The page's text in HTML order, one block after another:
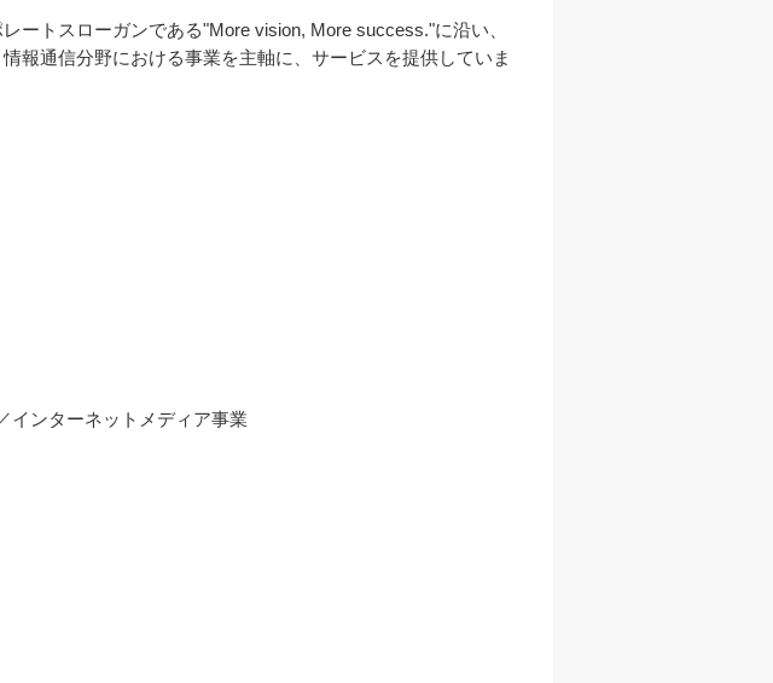
ートスローガンである"More vision, More success."に沿い、
報通信分野における事業を主軸に、サービスを提供していま
インターネットメディア事業